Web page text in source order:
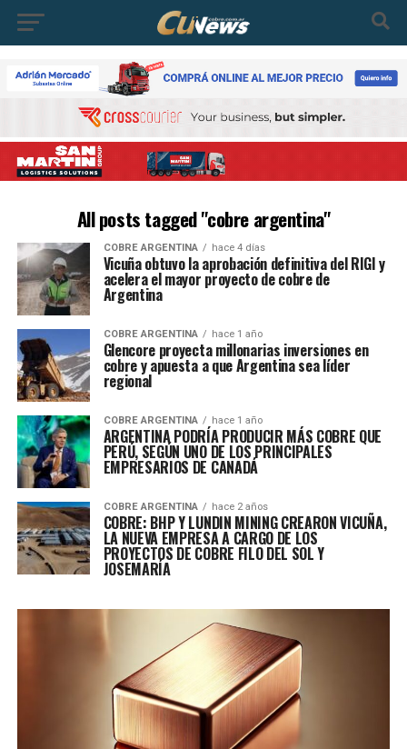
All posts tagged "cobre argentina"
COBRE ARGENTINA hace 4 días
Vicuña obtuvo la aprobación definitiva del RIGI y
acelera el mayor proyecto de cobre de
Argentina
COBRE ARGENTINA hace 1 año
Glencore proyecta millonarias inversiones en
cobre y apuesta a que Argentina sea líder
regional
COBRE ARGENTINA hace 1 año
ARGENTINA PODRÍA PRODUCIR MÁS COBRE QUE
PERÚ, SEGÚN UNO DE LOS PRINCIPALES
EMPRESARIOS DE CANADÁ
COBRE ARGENTINA hace 2 años
COBRE: BHP Y LUNDIN MINING CREARON VICUÑA,
LA NUEVA EMPRESA A CARGO DE LOS
PROYECTOS DE COBRE FILO DEL SOL Y
JOSEMARÍA